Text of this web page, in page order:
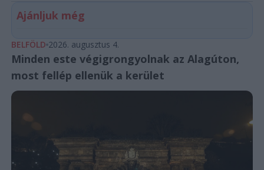
Ajánljuk még
BELFÖLD 2026. augusztus 4.
Minden este végigrongyolnak az Alagúton,
most fellép ellenük a kerület